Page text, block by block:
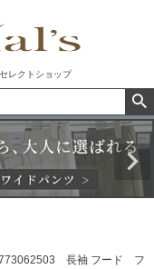
レクトショップ
773062503 長袖 フード フ